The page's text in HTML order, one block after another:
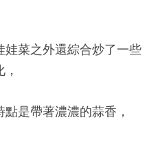
菜之外還綜合炒了一些
是帶著濃濃的蒜香，